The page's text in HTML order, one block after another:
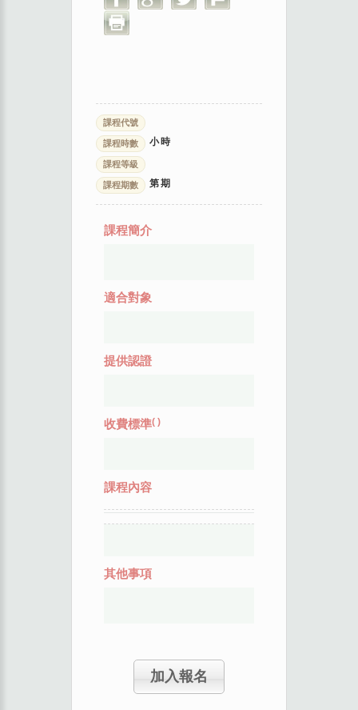
課程代號
課程時數 小時
課程等級
課程期數 第期
課程簡介
適合對象
提供認證
收費標準( )
課程內容
其他事項
加入報名